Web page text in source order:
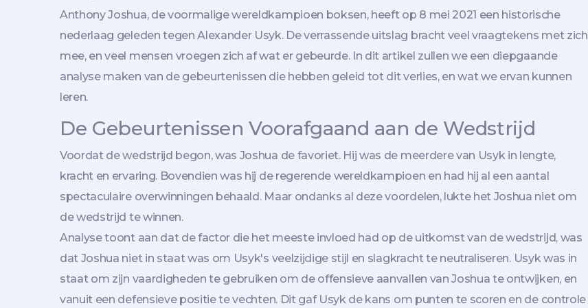
Anthony Joshua, de voormalige wereldkampioen boksen, heeft op 8 mei 2021 een historische
nederlaag geleden tegen Alexander Usyk. De verrassende uitslag bracht veel vraagtekens met zich
mee, en veel mensen vroegen zich af wat er gebeurde. In dit artikel zullen we een diepgaande
analyse maken van de gebeurtenissen die hebben geleid tot dit verlies, en wat we ervan kunnen
leren.
De Gebeurtenissen Voorafgaand aan de Wedstrijd
Voordat de wedstrijd begon, was Joshua de favoriet. Hij was de meerdere van Usyk in lengte,
kracht en ervaring. Bovendien was hij de regerende wereldkampioen en had hij al een aantal
spectaculaire overwinningen behaald. Maar ondanks al deze voordelen, lukte het Joshua niet om
de wedstrijd te winnen.
Analyse toont aan dat de factor die het meeste invloed had op de uitkomst van de wedstrijd, was
dat Joshua niet in staat was om Usyk's veelzijdige stijl en slagkracht te neutraliseren. Usyk was in
staat om zijn vaardigheden te gebruiken om de offensieve aanvallen van Joshua te ontwijken, en
vanuit een defensieve positie te vechten. Dit gaf Usyk de kans om punten te scoren en de controle